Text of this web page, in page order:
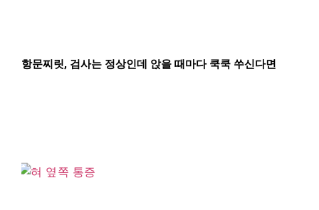
항문찌릿, 검사는 정상인데 앉을 때마다 쿡쿡 쑤신다면